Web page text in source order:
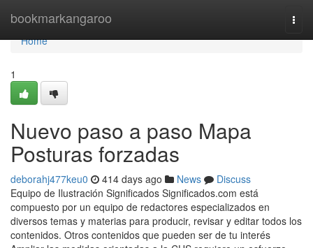
bookmarkangaroo
Home
Home
1
Nuevo paso a paso Mapa
Posturas forzadas
deborahj477keu0 414 days ago News
Discuss
Equipo de Ilustración Significados Significados.com está
compuesto por un equipo de redactores especializados en
diversos temas y materias para producir, revisar y editar todos los
contenidos. Otros contenidos que pueden ser de tu interés